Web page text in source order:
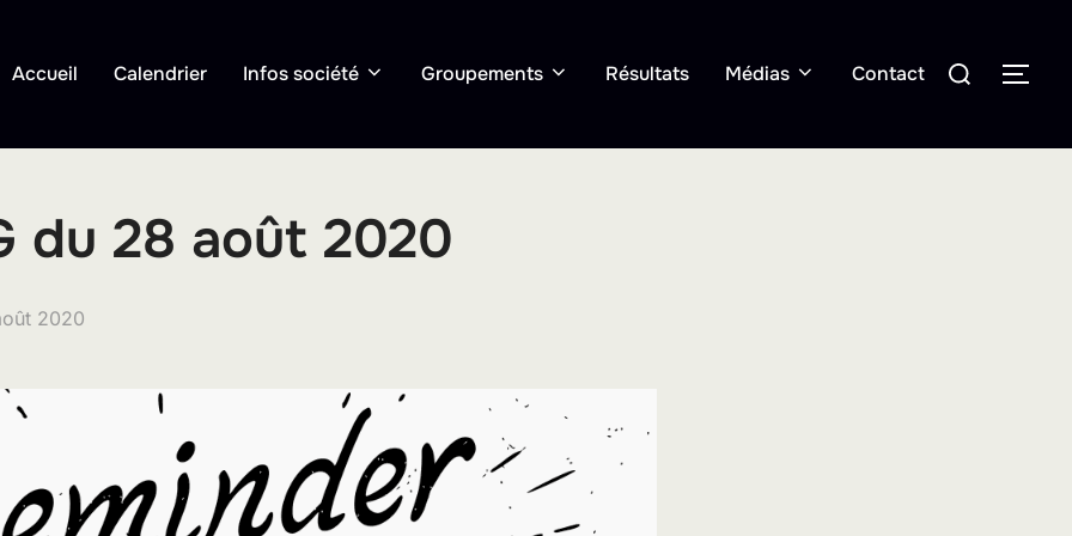
Accueil Calendrier Infos société Groupements Résultats Médias Contact
Rechercher :
du 28 août 2020
2020